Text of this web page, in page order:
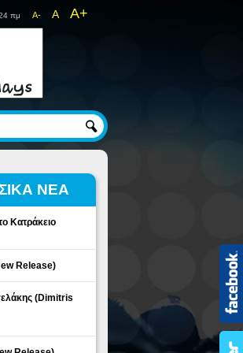
A- A A+
πμ
ΝΕΑ
Κατράκειο
Release)
(Dimitris